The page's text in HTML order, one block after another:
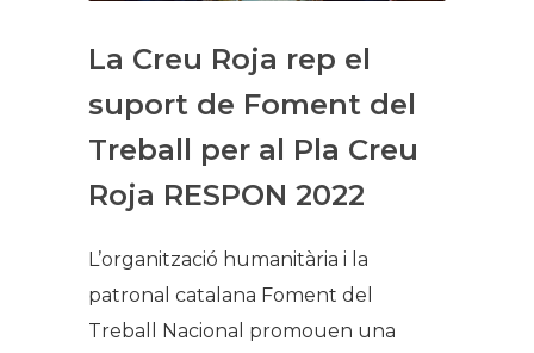
La Creu Roja rep el
suport de Foment del
Treball per al Pla Creu
Roja RESPON 2022
L’organització humanitària i la
patronal catalana Foment del
Treball Nacional promouen una